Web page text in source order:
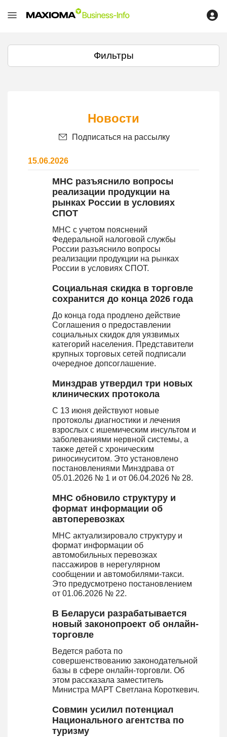
Фильтры
Новости
Подписаться на рассылку
15.06.2026
МНС разъяснило вопросы
реализации продукции на
рынках России в условиях
СПОТ
МНС с учетом пояснений
Федеральной налоговой службы
России разъяснило вопросы
реализации продукции на рынках
России в условиях СПОТ.
Социальная скидка в торговле
сохранится до конца 2026 года
До конца года продлено действие
Соглашения о предоставлении
социальных скидок для уязвимых
категорий населения. Представители
крупных торговых сетей подписали
очередное допсоглашение.
Минздрав утвердил три новых
клинических протокола
С 13 июня действуют новые
протоколы диагностики и лечения
взрослых с ишемическим инсультом и
заболеваниями нервной системы, а
также детей с хроническим
риносинуситом. Это установлено
постановлениями Минздрава от
05.01.2026 № 1 и от 06.04.2026 № 28.
МНС обновило структуру и
формат информации об
автоперевозках
МНС актуализировало структуру и
формат информации об
автомобильных перевозках
пассажиров в нерегулярном
сообщении и автомобилями-такси.
Это предусмотрено постановлением
от 01.06.2026 № 22.
В Беларуси разрабатывается
новый законопроект об онлайн-
торговле
Ведется работа по
совершенствованию законодательной
базы в сфере онлайн-торговли. Об
этом рассказала заместитель
Министра МАРТ Светлана Короткевич.
Совмин усилил потенциал
Национального агентства по
туризму